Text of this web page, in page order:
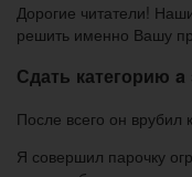
Дорогие читатели!
решить именно Вашу
Сдать категорию
После всего он
Я совершил парочку